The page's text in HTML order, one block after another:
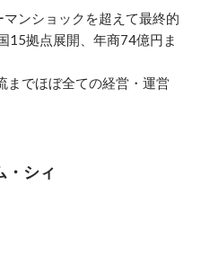
ンショックを超えて最終的
15拠点展開、年商74億円ま
までほぼ全ての経営・運営
・シィ